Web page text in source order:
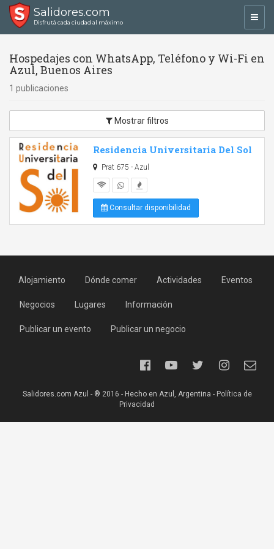
Salidores.com
Disfrutá cada ciudad al máximo
Hospedajes con WhatsApp, Teléfono y Wi-Fi en
Azul, Buenos Aires
1 publicaciones
Mostrar filtros
Residencia Universitaria Del Sol
Prat 675 - Azul
Consultar disponibilidad
Alojamiento Dónde comer Actividades Eventos
Negocios Lugares Información
Publicar un evento Publicar un negocio
Salidores.com Azul - ® 2016 - Hecho en Azul, Argentina - Política de
Privacidad